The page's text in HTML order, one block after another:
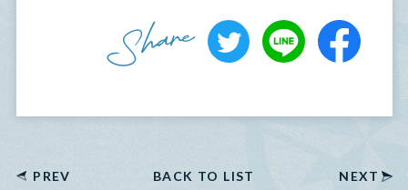
PREV BACK TO LIST NEXT